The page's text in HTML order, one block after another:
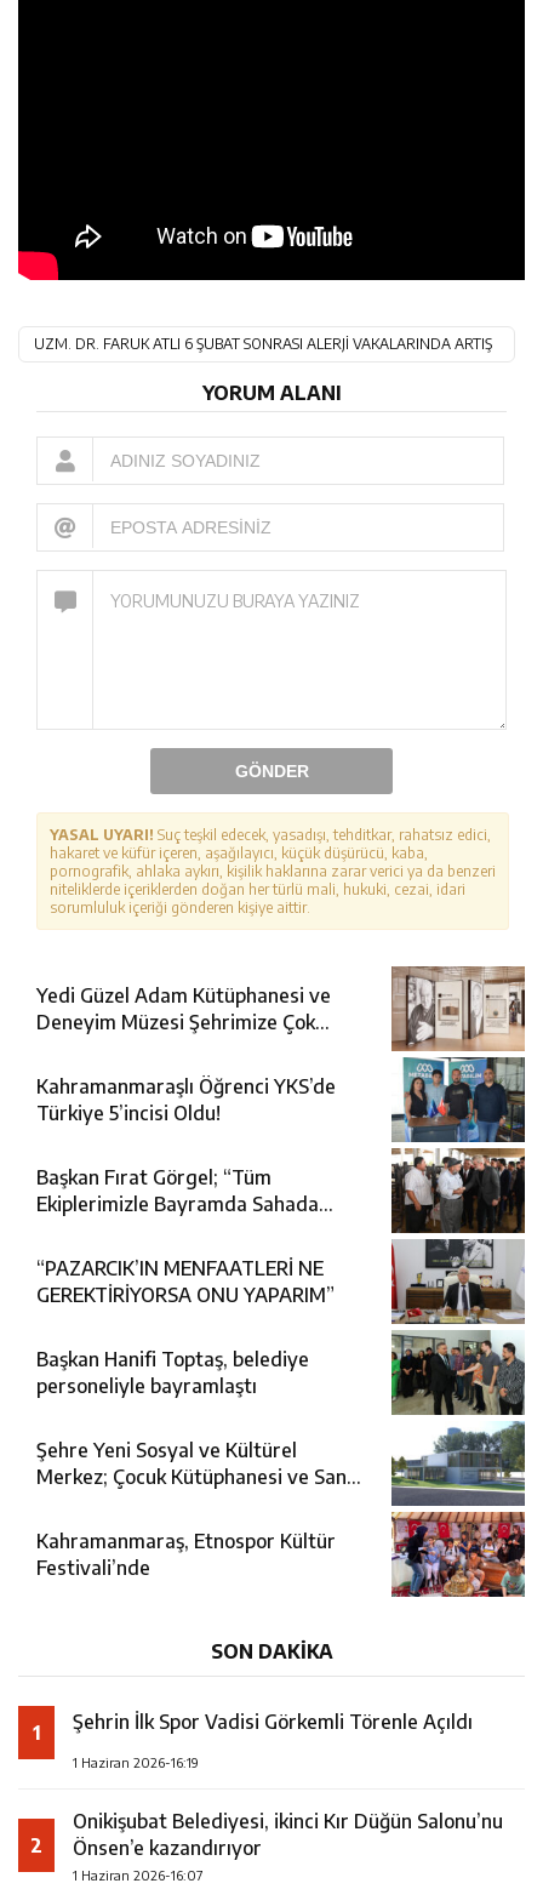
UZM. DR. FARUK ATLI 6 ŞUBAT SONRASI ALERJİ VAKALARINDA ARTIŞ
YORUM ALANI
GÖNDER
YASAL UYARI! Suç teşkil edecek, yasadışı, tehditkar, rahatsız edici,
hakaret ve küfür içeren, aşağılayıcı, küçük düşürücü, kaba,
pornografik, ahlaka aykırı, kişilik haklarına zarar verici ya da benzeri
niteliklerde içeriklerden doğan her türlü mali, hukuki, cezai, idari
sorumluluk içeriği gönderen kişiye aittir.
Yedi Güzel Adam Kütüphanesi ve
Deneyim Müzesi Şehrimize Çok
Kahramanmaraşlı Öğrenci YKS’de
Türkiye 5’incisi Oldu!
Başkan Fırat Görgel; “Tüm
Ekiplerimizle Bayramda Sahada
“PAZARCIK’IN MENFAATLERİ NE
GEREKTİRİYORSA ONU YAPARIM”
Başkan Hanifi Toptaş, belediye
personeliyle bayramlaştı
Şehre Yeni Sosyal ve Kültürel
Merkez; Çocuk Kütüphanesi ve Sanat
Kahramanmaraş, Etnospor Kültür
Festivali’nde
SON DAKİKA
1 Şehrin İlk Spor Vadisi Görkemli Törenle Açıldı
1 Haziran 2026-16:19
2
Onikişubat Belediyesi, ikinci Kır Düğün Salonu’nu
Önsen’e kazandırıyor
1 Haziran 2026-16:07